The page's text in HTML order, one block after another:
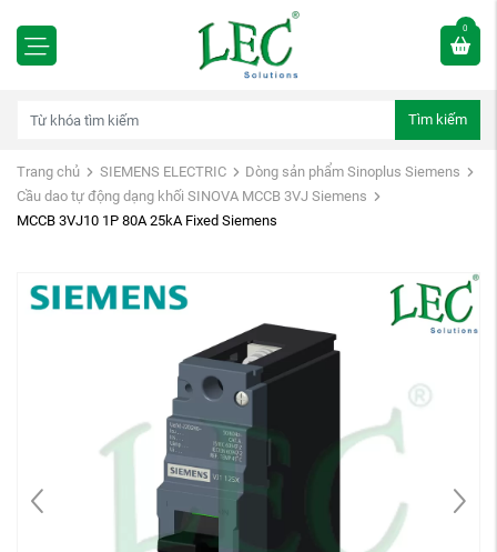
0
Tìm kiếm
Trang chủ SIEMENS ELECTRIC
Dòng sản phẩm Sinoplus Siemens
Cầu dao tự động dạng khối SINOVA MCCB 3VJ Siemens
MCCB 3VJ10 1P 80A 25kA Fixed Siemens